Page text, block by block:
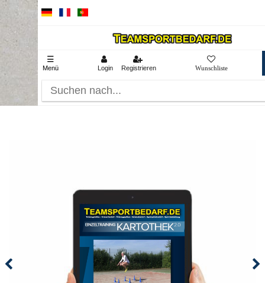
☰
Menü Login Registrieren